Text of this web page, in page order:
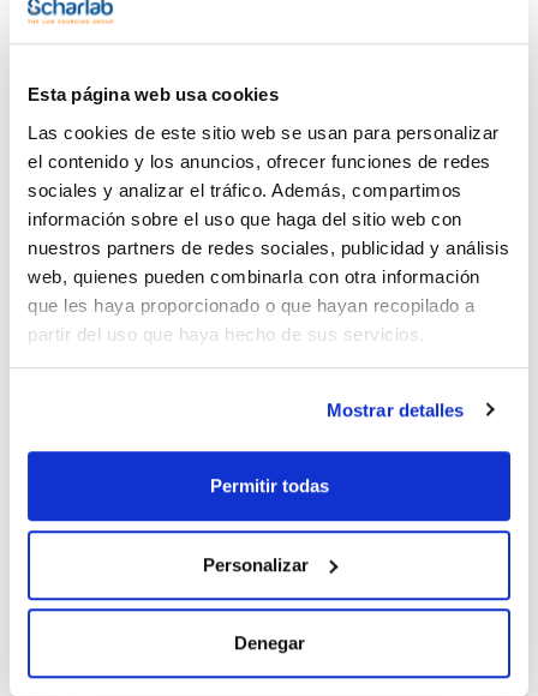
Esta página web usa cookies
Las cookies de este sitio web se usan para personalizar
el contenido y los anuncios, ofrecer funciones de redes
sociales y analizar el tráfico. Además, compartimos
información sobre el uso que haga del sitio web con
nuestros partners de redes sociales, publicidad y análisis
web, quienes pueden combinarla con otra información
que les haya proporcionado o que hayan recopilado a
partir del uso que haya hecho de sus servicios.
Mostrar detalles
Permitir todas
Personalizar
Denegar
x 1 l
Capacidad
x 1 l
Referencia
Envase
Precio